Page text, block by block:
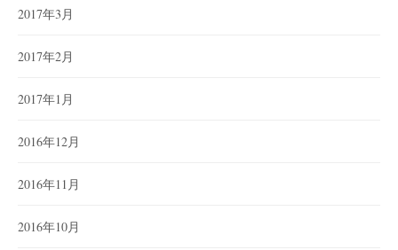
2017年3月
2017年2月
2017年1月
2016年12月
2016年11月
2016年10月